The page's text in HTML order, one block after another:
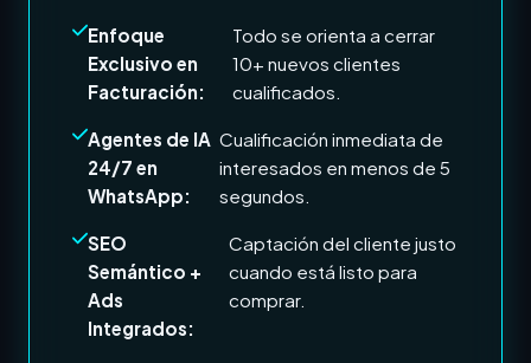
Enfoque
Exclusivo en
Facturación:
Todo se orienta a cerrar
10+ nuevos clientes
cualificados.
Agentes de IA
24/7 en
WhatsApp:
Cualificación inmediata de
interesados en menos de 5
segundos.
SEO
Semántico +
Ads
Integrados:
Captación del cliente justo
cuando está listo para
comprar.